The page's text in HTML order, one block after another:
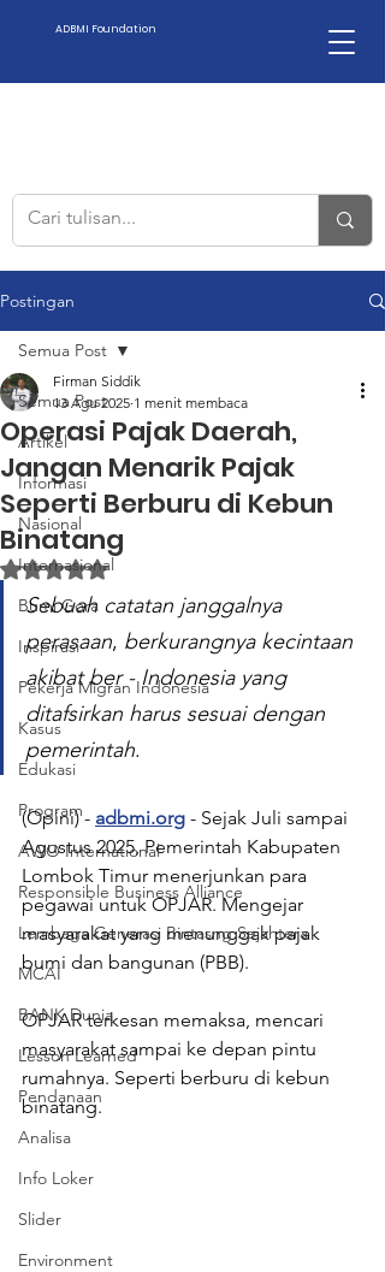
ADBMI Foundation
Postingan
Semua Post
Artikel
Informasi
Nasional
Internasional
Bumi Gora
Inspirasi
Pekerja Migran Indonesia
Kasus
Edukasi
Program
AWO International
Responsible Business Alliance
Lembaga Generasi Bintasng Sejahtera
MCAI
BANK Dunia
Lesson Learned
Pendanaan
Analisa
Info Loker
Slider
Environment
Semua Post
Operasi Pajak Daerah,
Jangan Menarik Pajak
Seperti Berburu di Kebun
Binatang
Firman Siddik
13 Agu 2025 1 menit membaca
Dinilai NaN dari 5 bintang.
Sebuah catatan janggalnya
perasaan, berkurangnya kecintaan
akibat ber - Indonesia yang
ditafsirkan harus sesuai dengan
pemerintah.
(Opini) - adbmi.org - Sejak Juli sampai
Agustus 2025, Pemerintah Kabupaten
Lombok Timur menerjunkan para
pegawai untuk OPJAR. Mengejar
masyarakat yang menunggak pajak
bumi dan bangunan (PBB).
OPJAR terkesan memaksa, mencari
masyarakat sampai ke depan pintu
rumahnya. Seperti berburu di kebun
binatang.